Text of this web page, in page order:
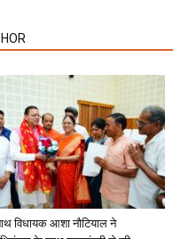
विधायक आशा नौटियाल ने